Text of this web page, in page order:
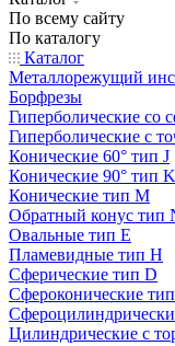
По всему сайту
По каталогу
Каталог
Металлорежущий
Борфрезы
Гиперболические cо
Гиперболические с
Конические 60° тип J
Конические 90° тип K
Конические тип M
Обратный конус тип
Овальные тип E
Пламевидные тип H
Сферические тип D
Сфероконические
Цилиндрические с